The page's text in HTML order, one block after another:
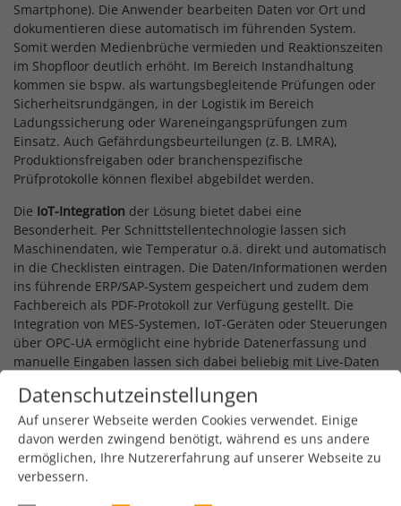
Smartphone). Die Anwender bearbeiten Daten vor Ort und
dokumentieren diese automatisch im führenden System.
Somit werden Medienbrüche vermieden und Reaktionszeiten
im Shopfloor deutlich erhöht. Im Bereich Instandhaltung
kommen sie bspw. als wartungsbegleitende Prüfungen oder
Sicherheitsrundgängen, in der Logistik im Bereich
Ladungssicherung oder Wareneingangsprüfungen zum
Einsatz. Auch Gefährdungsbeurteilungen (z. B. LMRA),
Produktionsfreigaben oder branchenspezifische
Prüfprotokolle können flexibel abgebildet werden.
Die IoT-Integration der Lösung bietet dabei eine
Besonderheit. Per Schnittstellentechnologie lassen sich
Maschinendaten, wie Temperatur o.ä. direkt und automatisch
in die Checklisten eintragen. Die Daten/Informationen werden
ins führende ERP/SAP-System gespeichert und zudem dem
Fachbereich als PDF-Protokoll zur Verfügung gestellt. Die
Integration von MES-Systemen, IoT-Geräten oder Steuerungen
über OPC-UA ermöglicht eine hybride Datenerfassung und
manuelle Eingaben lassen sich dabei beliebig mit Live-Daten
Auditkonform und prozesssicher
Die Checklisten von Membrain bieten umfassende
Unterstützung bei internen und externen Audits: Checklisten
werden revisionssicher archiviert, inklusive Zeitstempel,
digitaler Signatur, Bildmaterial und PDF-Dokumentation. Für
Datenschutzeinstellungen
Auf unserer Webseite werden Cookies verwendet. Einige
davon werden zwingend benötigt, während es uns andere
ermöglichen, Ihre Nutzererfahrung auf unserer Webseite zu
verbessern.